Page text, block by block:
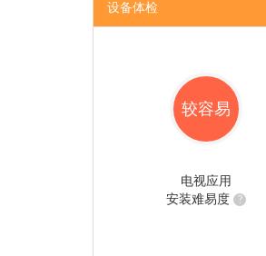
设备体检
较容易
电视应用
安装难易度
?